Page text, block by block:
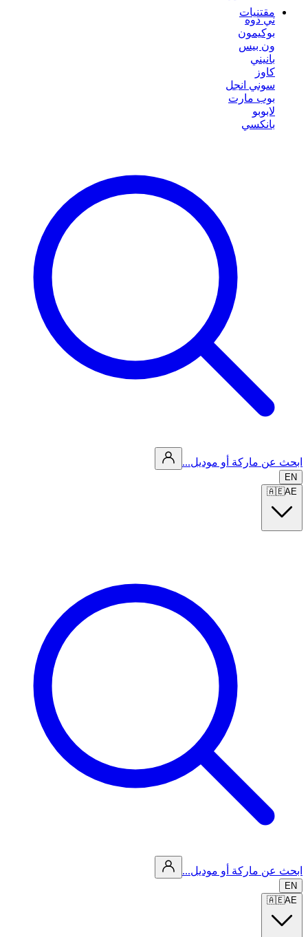
مقتنيات
ني دوه
بوكيمون
ون بيس
بانيني
كاوز
سوني انجل
بوب مارت
لابوبو
بانكسي
ابحث عن ماركة أو موديل...
EN
🇦🇪AE
ابحث عن ماركة أو موديل...
EN
🇦🇪AE